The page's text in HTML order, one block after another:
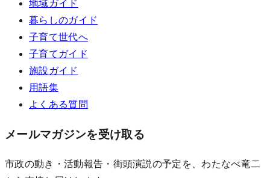
地域ガイド
暮らしのガイド
子育て世代へ
子育てガイド
施設ガイド
用語集
よくある質問
メールマガジンを受け取る
市政の動き・活動報告・街頭演説の予定を、わたなべ竜二